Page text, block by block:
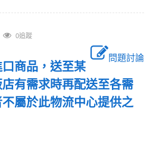
0追蹤
問題討論
商品，送至某
有需求時再配送至各需
屬於此物流中心提供之